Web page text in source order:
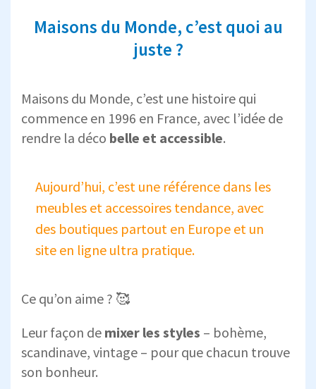
Maisons du Monde, c’est quoi au
juste ?
Maisons du Monde, c’est une histoire qui
commence en 1996 en France, avec l’idée de
rendre la déco belle et accessible.
Aujourd’hui, c’est une référence dans les
meubles et accessoires tendance, avec
des boutiques partout en Europe et un
site en ligne ultra pratique.
Ce qu’on aime ? 🥰
Leur façon de mixer les styles – bohème,
scandinave, vintage – pour que chacun trouve
son bonheur.